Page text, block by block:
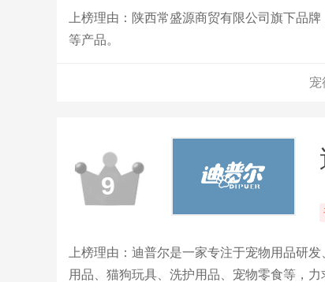
上榜理由：陕西常盛源商贸有限公司旗下品
等产品。
宠
9
上榜理由：迪普尔是一家专注于宠物用品研
用品、猫狗玩具、洗护用品、宠物零食等，